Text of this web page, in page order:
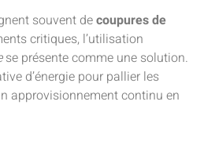
souvent decoupures de
critiques, l’utilisation
se présente comme une solution.
d’énergie pour pallier les
approvisionnement continu en